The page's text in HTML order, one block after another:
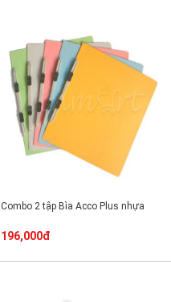
Combo 2 tập Bìa Acco Plus nhựa
196,000đ